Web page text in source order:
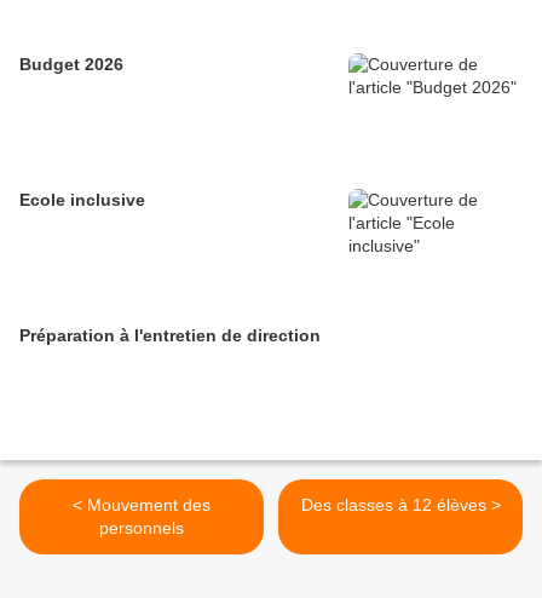
Budget 2026
Ecole inclusive
Préparation à l'entretien de direction
< Mouvement des
personnels
Des classes à 12 élèves >